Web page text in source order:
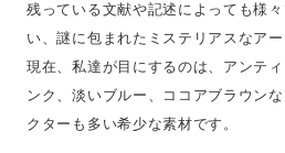
残っている文献や記述によっても様
い、謎に包まれたミステリアスなアー
現在、私達が目にするのは、アンテ
ンク、淡いブルー、ココアブラウン
クターも多い希少な素材です。